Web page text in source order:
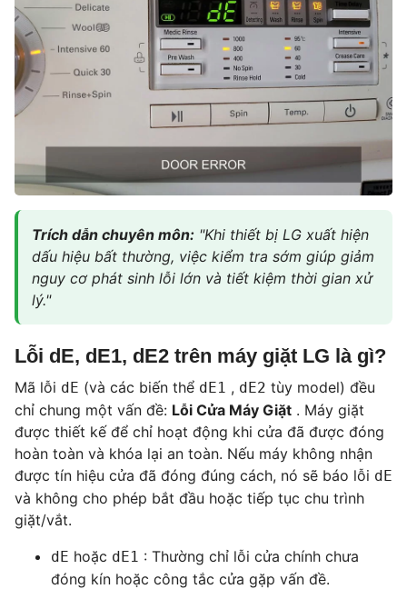
Trích dẫn chuyên môn: "Khi thiết bị LG xuất hiện
dấu hiệu bất thường, việc kiểm tra sớm giúp giảm
nguy cơ phát sinh lỗi lớn và tiết kiệm thời gian xử
lý."
Lỗi dE, dE1, dE2 trên máy giặt LG là gì?
Mã lỗi dE (và các biến thể dE1 , dE2 tùy model) đều
chỉ chung một vấn đề: Lỗi Cửa Máy Giặt . Máy giặt
được thiết kế để chỉ hoạt động khi cửa đã được đóng
hoàn toàn và khóa lại an toàn. Nếu máy không nhận
được tín hiệu cửa đã đóng đúng cách, nó sẽ báo lỗi dE
và không cho phép bắt đầu hoặc tiếp tục chu trình
giặt/vắt.
dE hoặc dE1 : Thường chỉ lỗi cửa chính chưa
đóng kín hoặc công tắc cửa gặp vấn đề.